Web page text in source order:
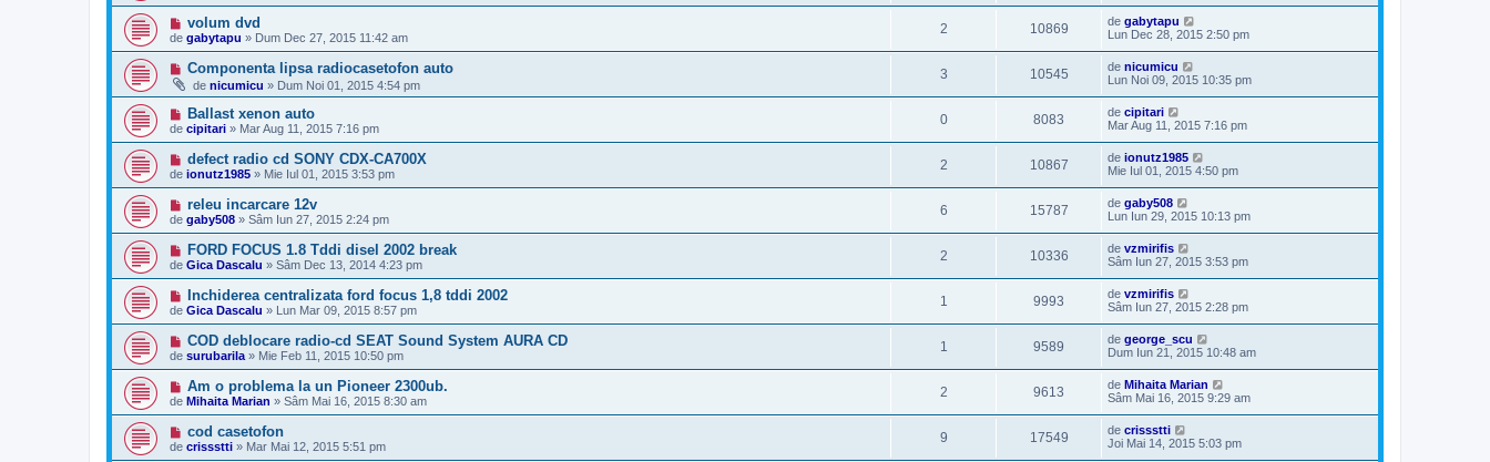
volum dvd
de gabytapu » Dum Dec 27, 2015 11:42 am
2 10869 de gabytapu
Lun Dec 28, 2015 2:50 pm
Componenta lipsa radiocasetofon auto
de nicumicu » Dum Noi 01, 2015 4:54 pm
3 10545 de nicumicu
Lun Noi 09, 2015 10:35 pm
Ballast xenon auto
de cipitari » Mar Aug 11, 2015 7:16 pm
0 8083 de cipitari
Mar Aug 11, 2015 7:16 pm
defect radio cd SONY CDX-CA700X
de ionutz1985 » Mie Iul 01, 2015 3:53 pm
2 10867 de ionutz1985
Mie Iul 01, 2015 4:50 pm
releu incarcare 12v
de gaby508 » Sâm Iun 27, 2015 2:24 pm
6 15787 de gaby508
Lun Iun 29, 2015 10:13 pm
FORD FOCUS 1.8 Tddi disel 2002 break
de Gica Dascalu » Sâm Dec 13, 2014 4:23 pm
2 10336 de vzmirifis
Sâm Iun 27, 2015 3:53 pm
Inchiderea centralizata ford focus 1,8 tddi 2002
de Gica Dascalu » Lun Mar 09, 2015 8:57 pm
1 9993 de vzmirifis
Sâm Iun 27, 2015 2:28 pm
COD deblocare radio-cd SEAT Sound System AURA CD
de surubarila » Mie Feb 11, 2015 10:50 pm
1 9589 de george_scu
Dum Iun 21, 2015 10:48 am
Am o problema la un Pioneer 2300ub.
de Mihaita Marian » Sâm Mai 16, 2015 8:30 am
2 9613 de Mihaita Marian
Sâm Mai 16, 2015 9:29 am
cod casetofon
de crissstti » Mar Mai 12, 2015 5:51 pm
9 17549 de crissstti
Joi Mai 14, 2015 5:03 pm